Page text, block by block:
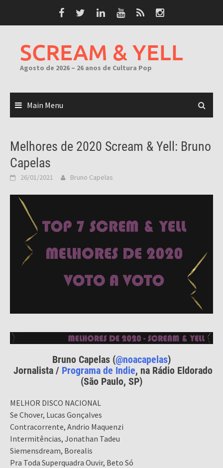
SCREAM & YELL
Agosto de 2026 – 26 anos de Cultura Pop
Main Menu
Melhores de 2020 Scream & Yell: Bruno
Capelas
26/01/2021 Bruno Capelas
Bruno Capelas (@noacapelas)
Jornalista / Programa de Indie, na Rádio Eldorado
(São Paulo, SP)
MELHOR DISCO NACIONAL
Se Chover, Lucas Gonçalves
Contracorrente, Andrio Maquenzi
Intermitências, Jonathan Tadeu
Siemensdream, Borealis
Pra Toda Superquadra Ouvir, Beto Só